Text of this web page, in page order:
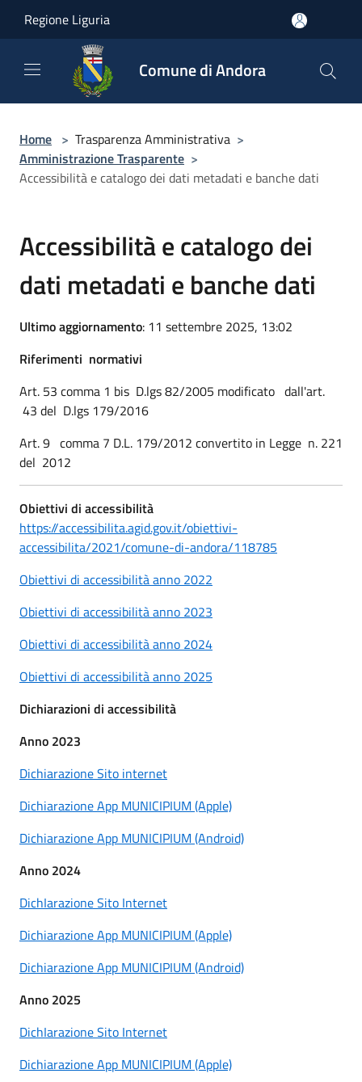
Regione Liguria
Comune di Andora
Home > Trasparenza Amministrativa >
Amministrazione Trasparente >
Accessibilità e catalogo dei dati metadati e banche dati
Accessibilità e catalogo dei
dati metadati e banche dati
Ultimo aggiornamento: 11 settembre 2025, 13:02
Riferimenti normativi
Art. 53 comma 1 bis D.lgs 82/2005 modificato dall'art.
43 del D.lgs 179/2016
Art. 9 comma 7 D.L. 179/2012 convertito in Legge n. 221
del 2012
Obiettivi di accessibilità
https://accessibilita.agid.gov.it/obiettivi-
accessibilita/2021/comune-di-andora/118785
Obiettivi di accessibilità anno 2022
Obiettivi di accessibilità anno 2023
Obiettivi di accessibilità anno 2024
Obiettivi di accessibilità anno 2025
Dichiarazioni di accessibilità
Anno 2023
Dichiarazione Sito internet
Dichiarazione App MUNICIPIUM (Apple)
Dichiarazione App MUNICIPIUM (Android)
Anno 2024
DichIarazione Sito Internet
Dichiarazione App MUNICIPIUM (Apple)
Dichiarazione App MUNICIPIUM (Android)
Anno 2025
DichIarazione Sito Internet
Dichiarazione App MUNICIPIUM (Apple)